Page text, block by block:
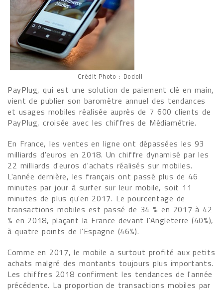
Crédit Photo : Dodoll
PayPlug, qui est une solution de paiement clé en main,
vient de publier son baromètre annuel des tendances
et usages mobiles réalisée auprès de 7 600 clients de
PayPlug, croisée avec les chiffres de Médiamétrie.
En France, les ventes en ligne ont dépassées les 93
milliards d'euros en 2018. Un chiffre dynamisé par les
22 milliards d'euros d'achats réalisés sur mobiles.
L'année dernière, les français ont passé plus de 46
minutes par jour à surfer sur leur mobile, soit 11
minutes de plus qu'en 2017. Le pourcentage de
transactions mobiles est passé de 34 % en 2017 à 42
% en 2018, plaçant la France devant l'Angleterre (40%),
à quatre points de l'Espagne (46%).
Comme en 2017, le mobile a surtout profité aux petits
achats malgré des montants toujours plus importants.
Les chiffres 2018 confirment les tendances de l'année
précédente. La proportion de transactions mobiles par